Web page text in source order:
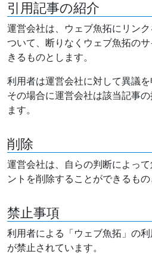
引用記事の紹介
運営会社は、ウェブ魚拓にリン
ついて、断りなくウェブ魚拓の
きるものとします。
利用者は運営会社に対して異議を
その場合に運営会社は該当記事
ます。
削除
運営会社は、自らの判断によっ
ントを削除することができるもの
禁止事項
利用者による「ウェブ魚拓」の
が禁止されています。